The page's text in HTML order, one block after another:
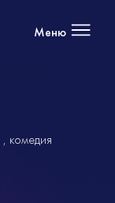
Меню
комедия